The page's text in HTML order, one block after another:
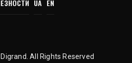
UA EN
All Rights Reserved